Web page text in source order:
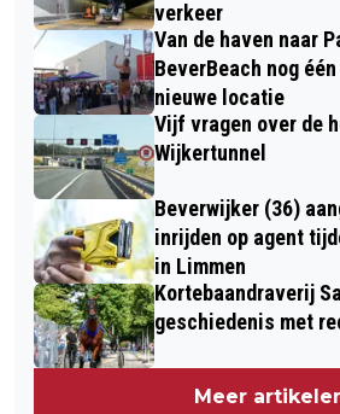
ZUS
verkeer
Van de haven naar
BeverBeach nog
nieuwe locatie
Vijf vragen over de
Wijkertunnel
Beverwijker (36)
inrijden op agent
in Limmen
Kortebaandraverij
geschiedenis met
Meer